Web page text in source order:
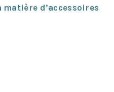
d’accessoires